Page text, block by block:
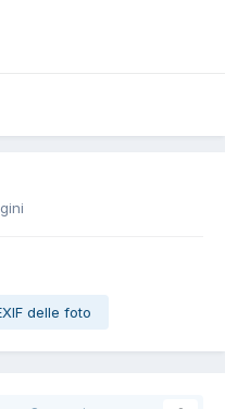
delle foto